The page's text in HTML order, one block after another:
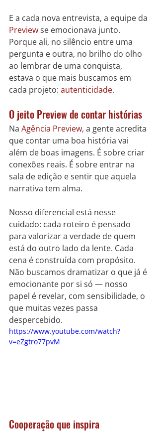
E a cada nova entrevista, a equipe da
Preview se emocionava junto.
Porque ali, no silêncio entre uma
pergunta e outra, no brilho do olho
ao lembrar de uma conquista,
estava o que mais buscamos em
cada projeto: autenticidade.
O jeito Preview de contar histórias
Na Agência Preview, a gente acredita
que contar uma boa história vai
além de boas imagens. É sobre criar
conexões reais. É sobre entrar na
sala de edição e sentir que aquela
narrativa tem alma.
Nosso diferencial está nesse
cuidado: cada roteiro é pensado
para valorizar a verdade de quem
está do outro lado da lente. Cada
cena é construída com propósito.
Não buscamos dramatizar o que já é
emocionante por si só — nosso
papel é revelar, com sensibilidade, o
que muitas vezes passa
despercebido.
https://www.youtube.com/watch?
v=eZgtro77pvM
Cooperação que inspira